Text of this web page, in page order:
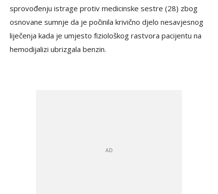
sprovođenju istrage protiv medicinske sestre (28) zbog
osnovane sumnje da je počinila krivično djelo nesavjesnog
liječenja kada je umjesto fiziološkog rastvora pacijentu na
hemodijalizi ubrizgala benzin.